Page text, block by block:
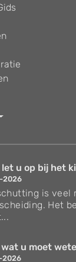
let u op bij het
2026
is veel
Het
u moet
2026